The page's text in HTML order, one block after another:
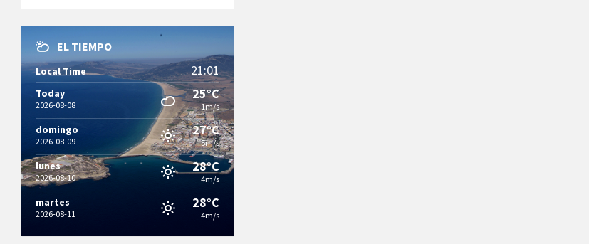
EL TIEMPO
Local Time 21:01
Today
2026-08-08
25°C
1m/s
domingo
2026-08-09
27°C
5m/s
lunes
2026-08-10
28°C
4m/s
martes
2026-08-11
28°C
4m/s